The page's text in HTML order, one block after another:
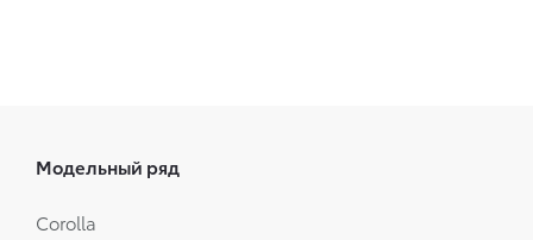
Модельный ряд
Corolla